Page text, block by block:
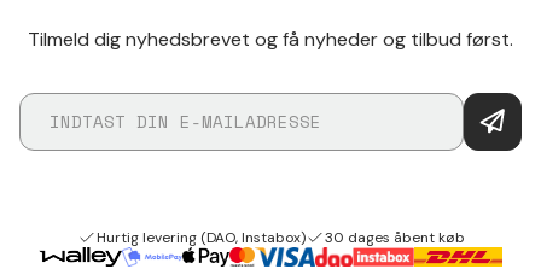
Tilmeld dig nyhedsbrevet og få nyheder og tilbud først.
Hurtig levering (DAO, Instabox) 30 dages åbent køb